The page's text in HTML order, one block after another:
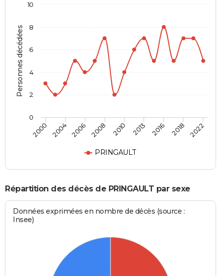
Personnes décédées
PRINGAULT
2000 2004 2006 2008 2010 2013 2016 2018 2022
0
2
4
6
8
10
Répartition des décès de PRINGAULT par sexe
Données exprimées en nombre de décès (source :
Insee)